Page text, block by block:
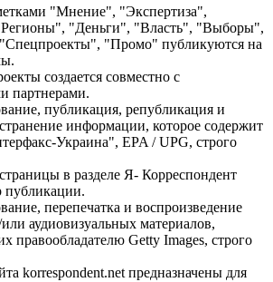
"Мнение", "Экспертиза",
"Деньги", "Власть", "Выборы",
"Промо" публикуются на
создается совместно с
партнерами.
публикация, републикация и
информации, которое содержит
Украина", EPA / UPG, строго
в разделе Я- Корреспондент
публикации.
перепечатка и воспроизведение
аудиовизуальных материалов,
правообладателю Getty Images, строго
korrespondent.net предназначены для